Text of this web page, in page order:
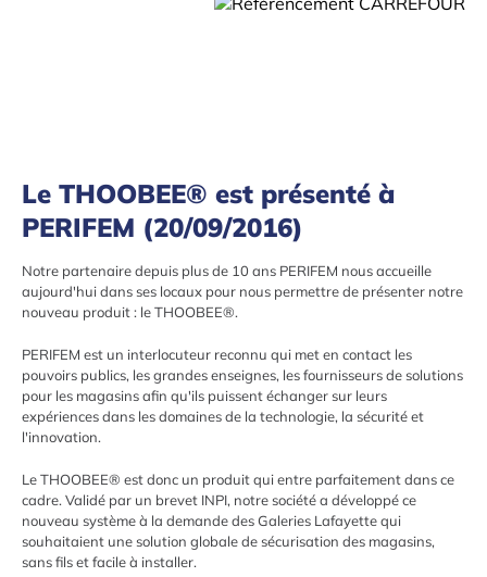
Le THOOBEE® est présenté à
PERIFEM (20/09/2016)
Notre partenaire depuis plus de 10 ans PERIFEM nous accueille
aujourd'hui dans ses locaux pour nous permettre de présenter notre
nouveau produit : le THOOBEE®.
PERIFEM est un interlocuteur reconnu qui met en contact les
pouvoirs publics, les grandes enseignes, les fournisseurs de solutions
pour les magasins afin qu'ils puissent échanger sur leurs
expériences dans les domaines de la technologie, la sécurité et
l'innovation.
Le THOOBEE® est donc un produit qui entre parfaitement dans ce
cadre. Validé par un brevet INPI, notre société a développé ce
nouveau système à la demande des Galeries Lafayette qui
souhaitaient une solution globale de sécurisation des magasins,
sans fils et facile à installer.